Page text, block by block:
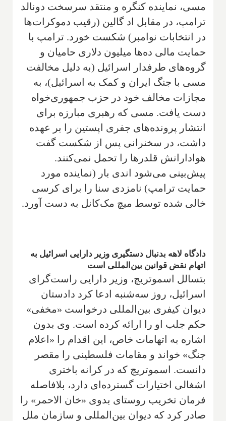
مسی، نماینده کنگره و منتقد سرسخت دونالد
ترامپ، در مقابل اد گالین (رقیب دموکرات‌ها
در انتخابات نوامبر) شکست خورد. ترامپ با
حمایت مالی ده‌ها میلیون دلاری حامیان و
گروه‌های طرفدار اسرائیل (به دلیل مخالفت
مسی با جنگ ایران و کمک به اسرائیل)، به
مجازات مخالف خود در حزب جمهوری‌خواه
دست یافت. مسی که رهبری مبارزه برای
انتشار پرونده‌های جفری اپستین را بر عهده
داشت، در سخنرانی پس از شکست گفت
هوادارانش قلدرها را تحمل نمی‌کنند.
پیش‌بینی می‌شود اندی بار (نماینده مورد
حمایت ترامپ) نامزدی سنا را برای کرسی
خالی شده توسط میچ مک‌کانل به دست آورد.
دادگاه لاهه بدنبال دستگیری وزیر دارایی اسرائیل به
اتهام نقض قوانین بین‌المللی است
بتسالل اسموتریچ، وزیر دارایی راست‌گرای
اسرائیل، روز سه‌شنبه ادعا کرد دادستان
دیوان کیفری بین‌المللی درخواست «مخفی»
حکم جلب او را ارائه کرده است. وی بدون
اشاره به اتهامات خاص، این اقدام را «اعلام
جنگ» خواند و مقامات فلسطینی را مقصر
دانست. اسموتریچ که در کرانه باختری
اشغالی اختیارات گسترده‌ای دارد، بلافاصله
فرمان تخریب روستای بدوی «خان الاحمر» را
صادر کرد که دیوان بین‌المللی و سازمان ملل